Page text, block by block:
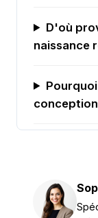
D'où
naissance